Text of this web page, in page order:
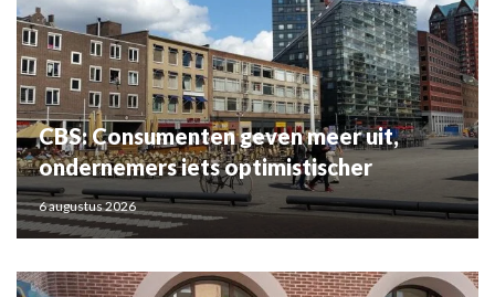
CBS: Consumenten geven meer uit,
ondernemers iets optimistischer
6 augustus 2026